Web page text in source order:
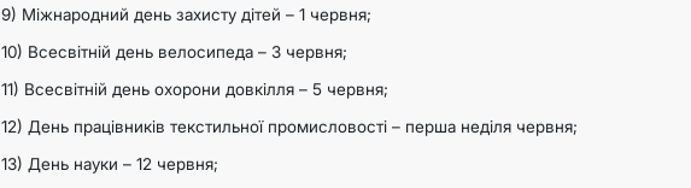
9) Міжнародний день захисту дітей – 1 червня;
10) Всесвітній день велосипеда – 3 червня;
11) Всесвітній день охорони довкілля – 5 червня;
12) День працівників текстильної промисловості – перша неділя червня;
13) День науки – 12 червня;